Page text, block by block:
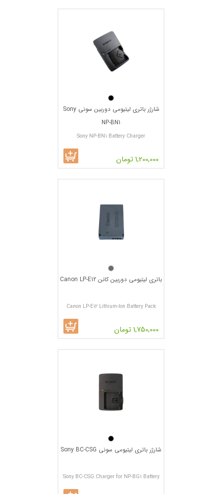
شارژر باتری لیتیومی دوربین سونی Sony
NP-BN1
Sony NP-BN1 Battery Charger
1,200,000 تومان
باتری لیتیومی دوربین کانن Canon LP-E12
Canon LP-E12 Lithium-Ion Battery Pack
1,750,000 تومان
شارژر باتری لیتیومی سونی Sony BC-CSG
Sony BC-CSG Charger for NP-BG1 Battery